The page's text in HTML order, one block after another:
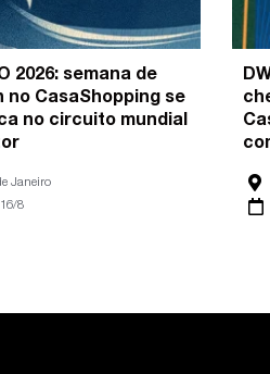
2026: semana de
no CasaShopping se
no circuito mundial
Janeiro
8